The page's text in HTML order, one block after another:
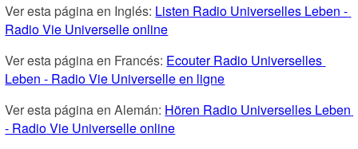
Ver esta página en Inglés: Listen Radio Universelles Leben -
Radio Vie Universelle online
Ver esta página en Francés: Ecouter Radio Universelles
Leben - Radio Vie Universelle en ligne
Ver esta página en Alemán: Hören Radio Universelles Leben
- Radio Vie Universelle online